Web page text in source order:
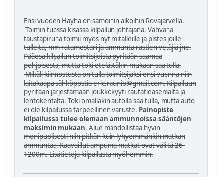
Ensi vuoden Häyhä on samoihin aikoihin Rovajärvellä.
Toimin tuossa kisassa kilpailun johtajana. Vahvana
taustapiruna toimii myös nyt mitalleille ja pistesijoille
tulleita, mm ratamestari ja ammunta rastien vetäjiä jne.
Pääosa kilpailun toimitsijoista pyritään saamaa
pohjoisesta, mutta toki etelästäkin mukaan saa tulla.
Mikäli kiinnostusta on tulla toimitsijaksi ensi vuonna niin
laitakaapa sähköpostiaeric.raunio@gmail.com. Kilpailuun
pyritään järjestämään joukkokyyti rautatieasemalta ja
lentokentältä. Toki omallakin autolla saa tulla, mutta auto
ei ole kilpailussa tarpeellinen varuste.Painopiste
kilpailussa tulee olemaan ammunnoissa sääntöjen
maksimin mukaan. Alue mahdollistaa hyvin
monipuolisesti niin pitkän kuin lyhyemmänkin matkan
ammuntaa. Kaavaillut ampuma matkat ovat väliltä 26-
1200m. Lisätietoja kilpailusta myöhemmin.